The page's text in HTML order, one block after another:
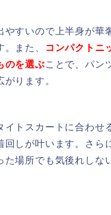
やすいので上半身が華
また、
コンパクトニ
のを選ぶことで、パン
ります。
イトスカートに合わせ
回しが叶います。さら
た場所でも気後れしな